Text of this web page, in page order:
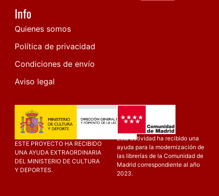
Info
Quienes somos
Política de privacidad
Condiciones de envío
Aviso legal
ESTE PROYECTO HA RECIBIDO
UNA AYUDA EXTRAORDINARIA
DEL MINISTERIO DE CULTURA
Y DEPORTES.
Esta actividad ha recibido una
ayuda para la modernización de
las librerías de la Comunidad de
Madrid correspondiente al año
2023.